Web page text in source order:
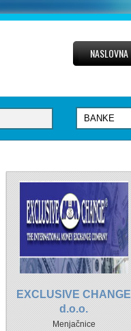
NASLOVNA
EXCLUSIVE CHANGE
d.o.o.
Menjačnice